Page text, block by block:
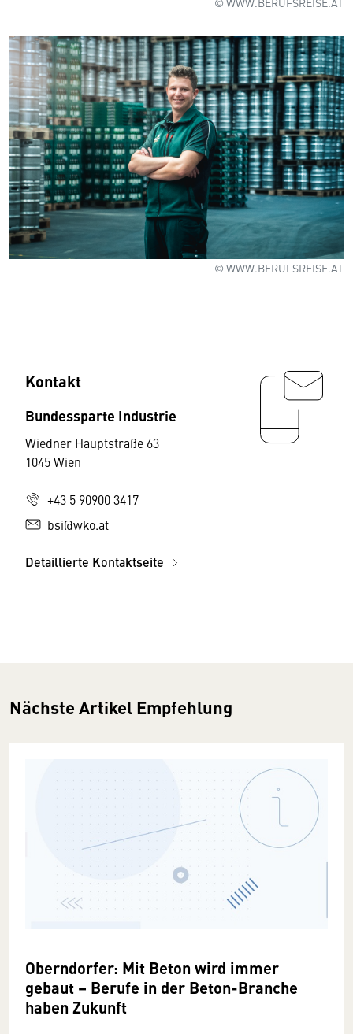
© WWW.BERUFSREISE.AT
Kontakt
Bundessparte Industrie
Wiedner Hauptstraße 63
1045 Wien
+43 5 90900 3417
bsi@wko.at
Detaillierte Kontaktseite
Nächste Artikel Empfehlung
Oberndorfer: Mit Beton wird immer
gebaut – Berufe in der Beton-Branche
haben Zukunft